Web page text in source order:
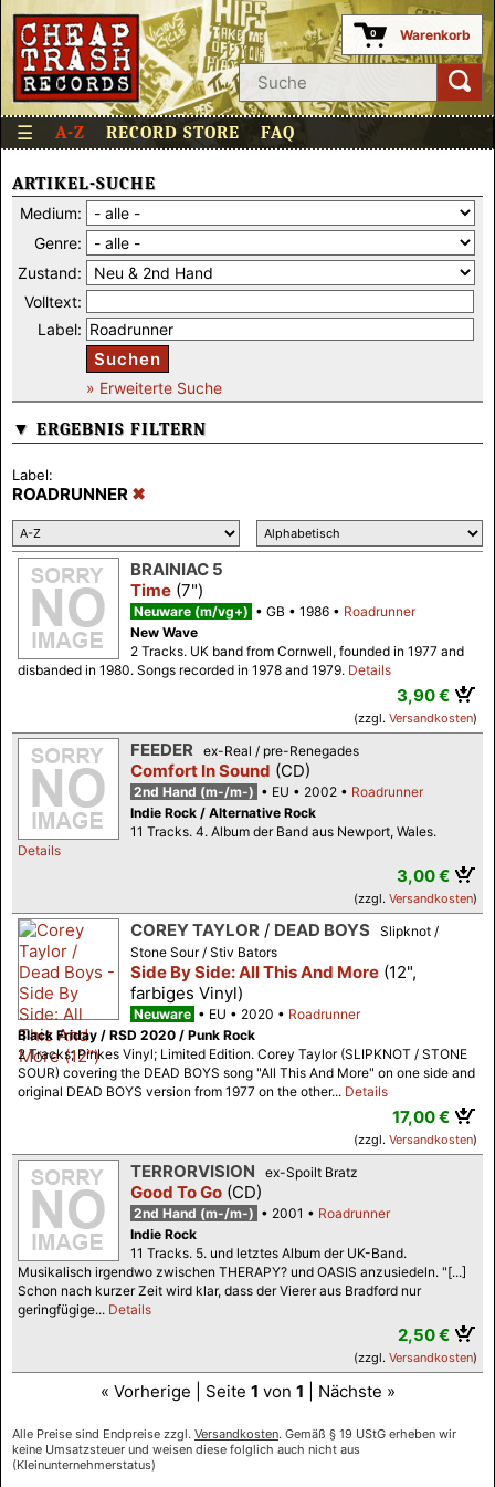
0 Warenkorb
☰ A-Z RECORD STORE FAQ
ARTIKEL-SUCHE
Medium:
Genre:
Zustand:
Volltext:
Label:
Suchen
» Erweiterte Suche
▼ ERGEBNIS FILTERN
Label:
ROADRUNNER
BRAINIAC 5
Time (7")
Neuware (m/vg+) GB 1986
Roadrunner
New Wave
2 Tracks. UK band from Cornwell, founded in 1977 and
disbanded in 1980. Songs recorded in 1978 and 1979. Details
3,90 €
(zzgl. Versandkosten)
FEEDER ex-Real / pre-Renegades
Comfort In Sound (CD)
2nd Hand (m-/m-) EU 2002
Roadrunner
Indie Rock / Alternative Rock
11 Tracks. 4. Album der Band aus Newport, Wales.
Details
3,00 €
(zzgl. Versandkosten)
COREY TAYLOR / DEAD BOYS Slipknot /
Stone Sour / Stiv Bators
Side By Side: All This And More (12",
farbiges Vinyl)
Neuware EU 2020
Roadrunner
Black Friday / RSD 2020 / Punk Rock
2 Tracks; Pinkes Vinyl; Limited Edition. Corey Taylor (SLIPKNOT / STONE
SOUR) covering the DEAD BOYS song "All This And More" on one side and
original DEAD BOYS version from 1977 on the other... Details
17,00 €
(zzgl. Versandkosten)
TERRORVISION ex-Spoilt Bratz
Good To Go (CD)
2nd Hand (m-/m-) 2001
Roadrunner
Indie Rock
11 Tracks. 5. und letztes Album der UK-Band.
Musikalisch irgendwo zwischen THERAPY? und OASIS anzusiedeln. "[...]
Schon nach kurzer Zeit wird klar, dass der Vierer aus Bradford nur
geringfügige... Details
2,50 €
(zzgl. Versandkosten)
« Vorherige | Seite 1 von 1 | Nächste »
Alle Preise sind Endpreise zzgl. Versandkosten. Gemäß § 19 UStG erheben wir
keine Umsatzsteuer und weisen diese folglich auch nicht aus
(Kleinunternehmerstatus)